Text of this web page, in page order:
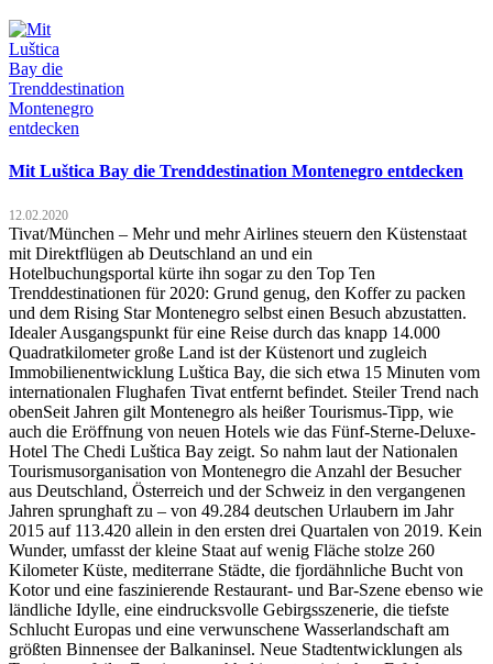
Mit Luštica Bay die Trenddestination Montenegro entdecken
12.02.2020
Tivat/München – Mehr und mehr Airlines steuern den Küstenstaat
mit Direktflügen ab Deutschland an und ein
Hotelbuchungsportal kürte ihn sogar zu den Top Ten
Trenddestinationen für 2020: Grund genug, den Koffer zu packen
und dem Rising Star Montenegro selbst einen Besuch abzustatten.
Idealer Ausgangspunkt für eine Reise durch das knapp 14.000
Quadratkilometer große Land ist der Küstenort und zugleich
Immobilienentwicklung Luštica Bay, die sich etwa 15 Minuten vom
internationalen Flughafen Tivat entfernt befindet. Steiler Trend nach
obenSeit Jahren gilt Montenegro als heißer Tourismus-Tipp, wie
auch die Eröffnung von neuen Hotels wie das Fünf-Sterne-Deluxe-
Hotel The Chedi Luštica Bay zeigt. So nahm laut der Nationalen
Tourismusorganisation von Montenegro die Anzahl der Besucher
aus Deutschland, Österreich und der Schweiz in den vergangenen
Jahren sprunghaft zu – von 49.284 deutschen Urlaubern im Jahr
2015 auf 113.420 allein in den ersten drei Quartalen von 2019. Kein
Wunder, umfasst der kleine Staat auf wenig Fläche stolze 260
Kilometer Küste, mediterrane Städte, die fjordähnliche Bucht von
Kotor und eine faszinierende Restaurant- und Bar-Szene ebenso wie
ländliche Idylle, eine eindrucksvolle Gebirgsszenerie, die tiefste
Schlucht Europas und eine verwunschene Wasserlandschaft am
größten Binnensee der Balkaninsel. Neue Stadtentwicklungen als